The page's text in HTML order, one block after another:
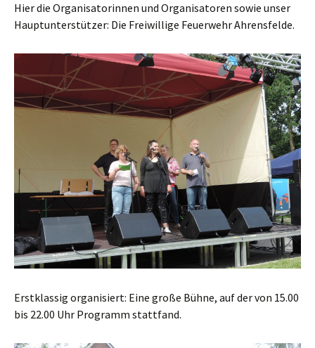
Hier die Organisatorinnen und Organisatoren sowie unser
Hauptunterstützer: Die Freiwillige Feuerwehr Ahrensfelde.
Erstklassig organisiert: Eine große Bühne, auf der von 15.00
bis 22.00 Uhr Programm stattfand.